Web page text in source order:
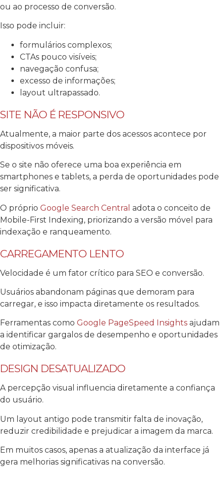
ou ao processo de conversão.
Isso pode incluir:
formulários complexos;
CTAs pouco visíveis;
navegação confusa;
excesso de informações;
layout ultrapassado.
SITE NÃO É RESPONSIVO
Atualmente, a maior parte dos acessos acontece por
dispositivos móveis.
Se o site não oferece uma boa experiência em
smartphones e tablets, a perda de oportunidades pode
ser significativa.
O próprio Google Search Central adota o conceito de
Mobile-First Indexing, priorizando a versão móvel para
indexação e ranqueamento.
CARREGAMENTO LENTO
Velocidade é um fator crítico para SEO e conversão.
Usuários abandonam páginas que demoram para
carregar, e isso impacta diretamente os resultados.
Ferramentas como Google PageSpeed Insights ajudam
a identificar gargalos de desempenho e oportunidades
de otimização.
DESIGN DESATUALIZADO
A percepção visual influencia diretamente a confiança
do usuário.
Um layout antigo pode transmitir falta de inovação,
reduzir credibilidade e prejudicar a imagem da marca.
Em muitos casos, apenas a atualização da interface já
gera melhorias significativas na conversão.